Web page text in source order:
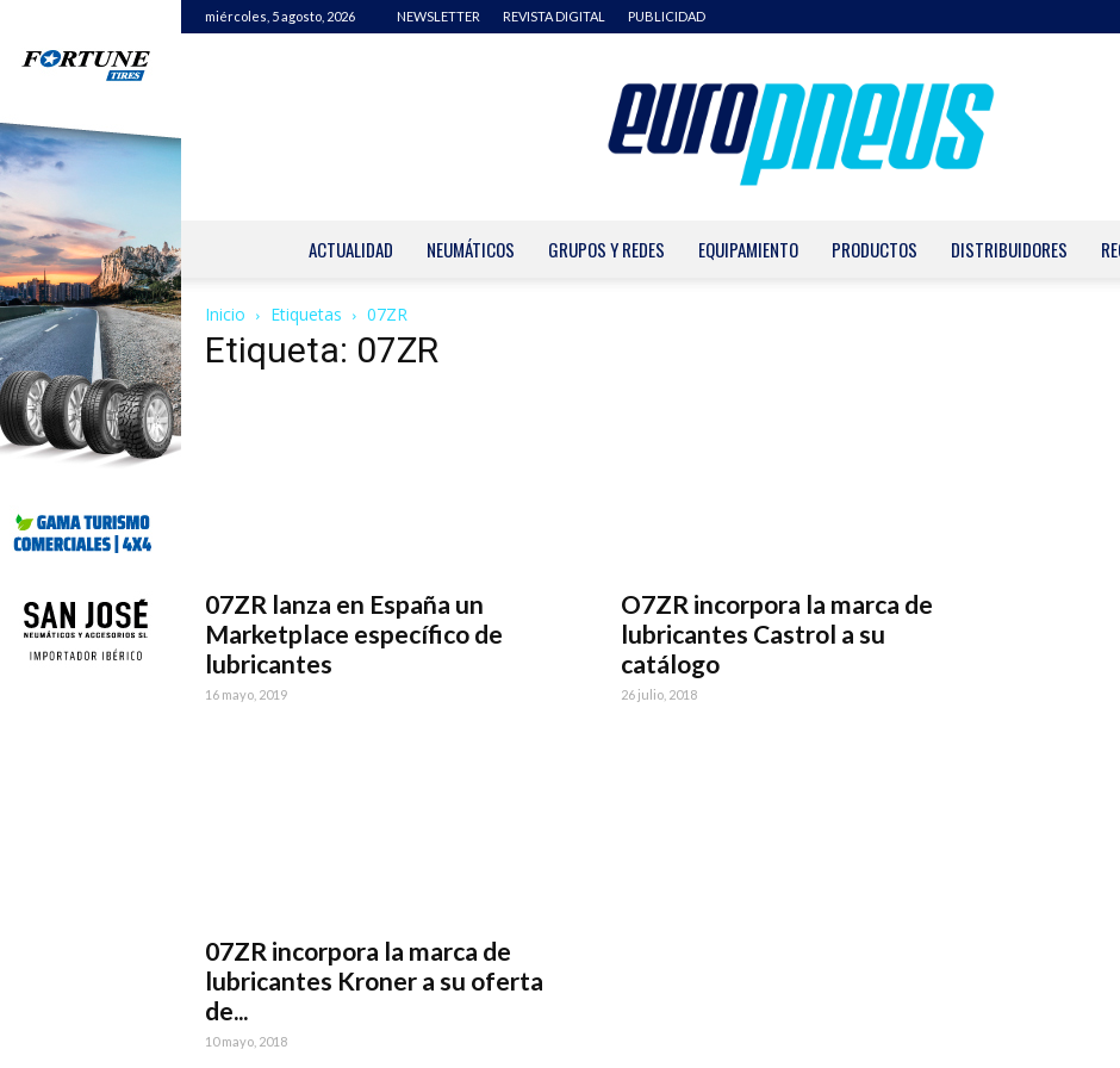
miércoles, 5 agosto, 2026 NEWSLETTER REVISTA DIGITAL PUBLICIDAD
ACTUALIDAD NEUMÁTICOS GRUPOS Y REDES EQUIPAMIENTO PRODUCTOS DISTRIBUIDORES
Inicio Etiquetas 07ZR
Etiqueta: 07ZR
07ZR lanza en España un
Marketplace específico de
lubricantes
16 mayo, 2019
O7ZR incorpora la marca de
lubricantes Castrol a su
catálogo
26 julio, 2018
07ZR incorpora la marca de
lubricantes Kroner a su oferta
de...
10 mayo, 2018